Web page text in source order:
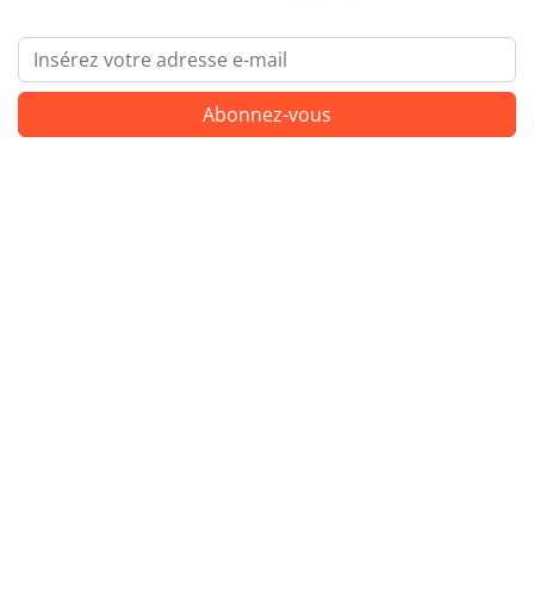
Email
Abonnez-vous